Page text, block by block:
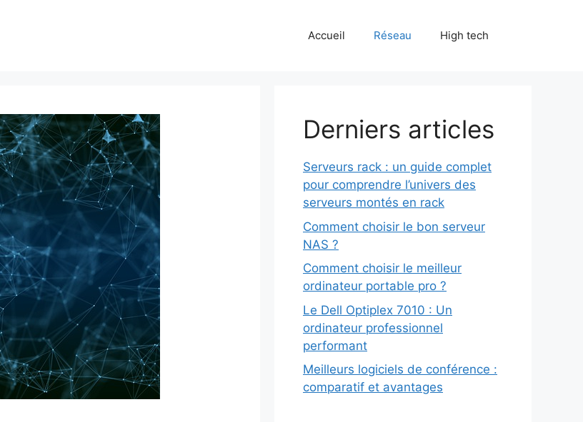
Accueil Réseau High tech
Derniers articles
Serveurs rack : un guide complet
pour comprendre l’univers des
serveurs montés en rack
Comment choisir le bon serveur
NAS ?
Comment choisir le meilleur
ordinateur portable pro ?
Le Dell Optiplex 7010 : Un
ordinateur professionnel
performant
Meilleurs logiciels de conférence :
comparatif et avantages